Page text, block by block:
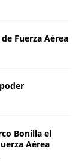
Fuerza Aérea
Bonilla el
Aérea